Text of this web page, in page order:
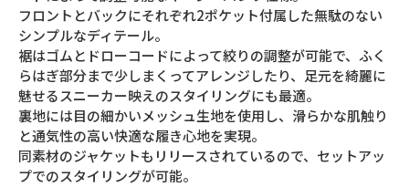
フロントとバックにそれぞれ2ポケット付属した無駄のない
シンプルなディテール。
裾はゴムとドローコードによって絞りの調整が可能で、ふく
らはぎ部分まで少しまくってアレンジしたり、足元を綺麗に
魅せるスニーカー映えのスタイリングにも最適。
裏地には目の細かいメッシュ生地を使用し、滑らかな肌触り
と通気性の高い快適な履き心地を実現。
同素材のジャケットもリリースされているので、セットアッ
プでのスタイリングが可能。